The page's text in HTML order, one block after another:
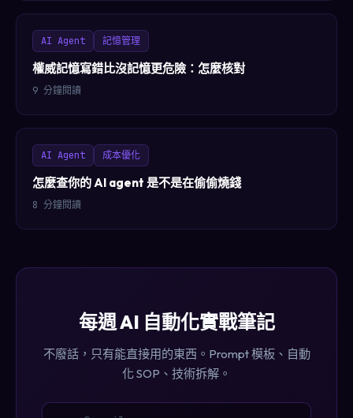
AI Agent 記憶管理
權威記憶寫錯比沒記憶更危險：怎麼核對
9 分鐘閱讀
AI Agent 成本優化
怎麼查你的 AI agent 是不是在偷偷燒錢
8 分鐘閱讀
每週 AI 自動化實戰筆記
不廢話，只有能直接用的東西。Prompt 模板、自動
化 SOP、技術拆解。